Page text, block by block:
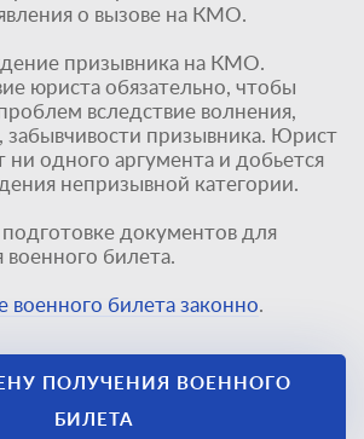
билет
законно
о вызове на КМО.
призывника на КМО.
юриста обязательно, чтобы
вследствие волнения,
забывчивости призывника. Юрист
ни одного аргумента и добьется
непризывной категории.
документов для
военного билета.
военного билета законно.
ПОЛУЧЕНИЯ ВОЕННОГО
БИЛЕТА